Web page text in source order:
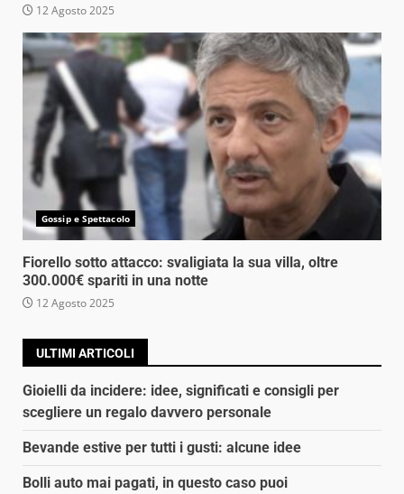
12 Agosto 2025
Gossip e Spettacolo
Fiorello sotto attacco: svaligiata la sua villa, oltre
300.000€ spariti in una notte
12 Agosto 2025
ULTIMI ARTICOLI
Gioielli da incidere: idee, significati e consigli per
scegliere un regalo davvero personale
Bevande estive per tutti i gusti: alcune idee
Bolli auto mai pagati, in questo caso puoi